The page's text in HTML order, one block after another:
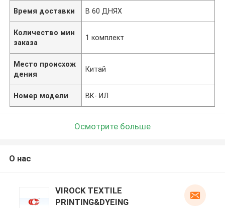
Время доставки В 60 ДНЯХ
Количество мин
заказа
1 комплект
Место происхож
дения
Китай
Номер модели ВК- ИЛ
Осмотрите больше
О нас
VIROCK TEXTILE
PRINTING&DYEING